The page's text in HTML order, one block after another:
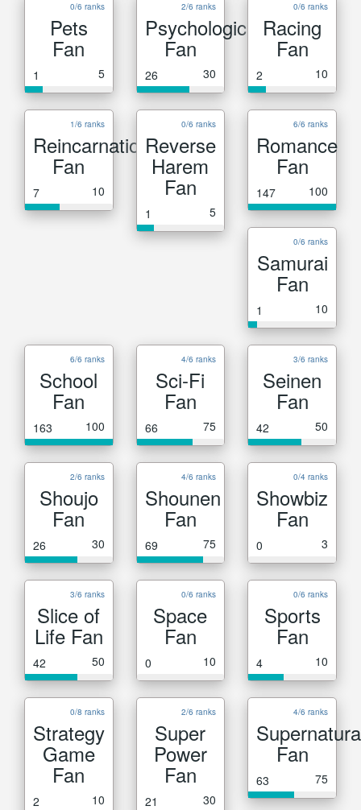
0/6 ranks
Pets
Fan
1 5
2/6 ranks
Psychological
Fan
26 30
0/6 ranks
Racing
Fan
2 10
1/6 ranks
Reincarnation
Fan
7 10
0/6 ranks
Reverse
Harem
Fan
1 5
6/6 ranks
Romance
Fan
147 100
0/6 ranks
Samurai
Fan
1 10
6/6 ranks
School
Fan
163 100
4/6 ranks
Sci-Fi
Fan
66 75
3/6 ranks
Seinen
Fan
42 50
2/6 ranks
Shoujo
Fan
26 30
4/6 ranks
Shounen
Fan
69 75
0/4 ranks
Showbiz
Fan
0 3
3/6 ranks
Slice of
Life Fan
42 50
0/6 ranks
Space
Fan
0 10
0/6 ranks
Sports
Fan
4 10
0/8 ranks
Strategy
Game
Fan
2 10
2/6 ranks
Super
Power
Fan
21 30
4/6 ranks
Fan
63 75